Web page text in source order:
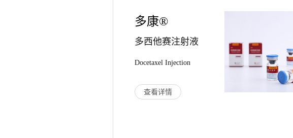
多康®
多西他赛注射液
Docetaxel Injection
查看详情